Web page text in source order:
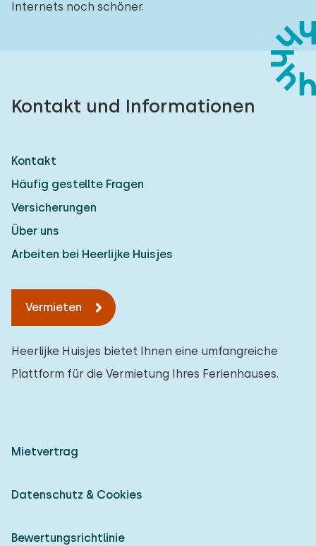
Internets noch schöner.
Kontakt und Informationen
Kontakt
Häufig gestellte Fragen
Versicherungen
Über uns
Arbeiten bei Heerlijke Huisjes
Vermieten
Heerlijke Huisjes bietet Ihnen eine umfangreiche
Plattform für die Vermietung Ihres Ferienhauses.
Mietvertrag
Datenschutz & Cookies
Bewertungsrichtlinie